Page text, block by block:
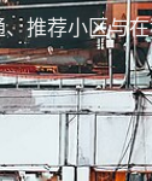
推荐小区与